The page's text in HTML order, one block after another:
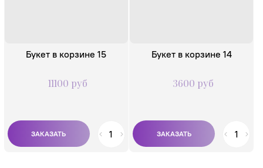
Букет в корзине 15
11100 руб
Букет в корзине 14
3600 руб